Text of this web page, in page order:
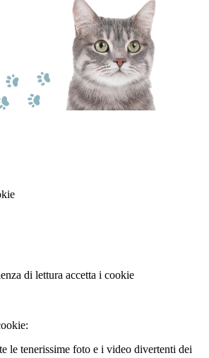
di lettura accetta i cookie
le tenerissime foto e i video divertenti dei